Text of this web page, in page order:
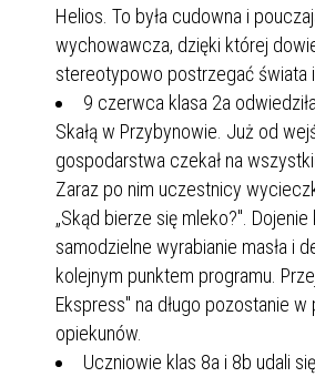
Helios. To była cudowna i
wychowawcza, dzięki której
stereotypowo postrzegać świata i
9 czerwca klasa 2a
Skałą w Przybynowie. Już od
gospodarstwa czekał na
Zaraz po nim uczestnicy
„Skąd bierze się mleko?".
samodzielne wyrabianie masła i
kolejnym punktem programu.
Ekspress" na długo pozostanie
opiekunów.
Uczniowie klas 8a i 8b udali